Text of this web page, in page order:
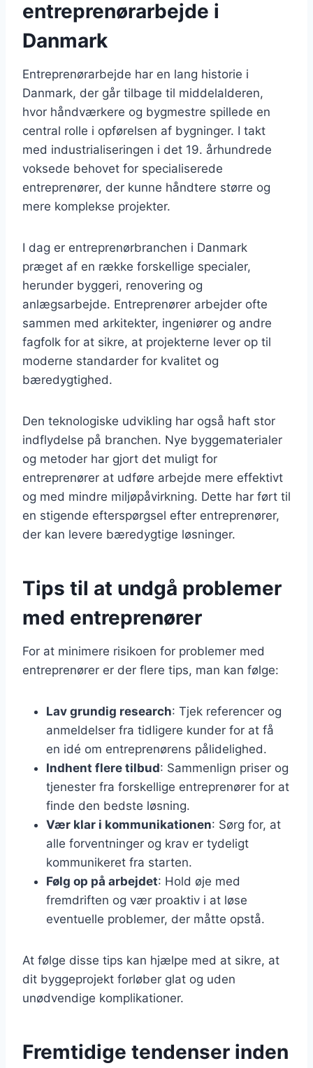
entreprenørarbejde i
Danmark
Entreprenørarbejde har en lang historie i
Danmark, der går tilbage til middelalderen,
hvor håndværkere og bygmestre spillede en
central rolle i opførelsen af bygninger. I takt
med industrialiseringen i det 19. århundrede
voksede behovet for specialiserede
entreprenører, der kunne håndtere større og
mere komplekse projekter.
I dag er entreprenørbranchen i Danmark
præget af en række forskellige specialer,
herunder byggeri, renovering og
anlægsarbejde. Entreprenører arbejder ofte
sammen med arkitekter, ingeniører og andre
fagfolk for at sikre, at projekterne lever op til
moderne standarder for kvalitet og
bæredygtighed.
Den teknologiske udvikling har også haft stor
indflydelse på branchen. Nye byggematerialer
og metoder har gjort det muligt for
entreprenører at udføre arbejde mere effektivt
og med mindre miljøpåvirkning. Dette har ført til
en stigende efterspørgsel efter entreprenører,
der kan levere bæredygtige løsninger.
Tips til at undgå problemer
med entreprenører
For at minimere risikoen for problemer med
entreprenører er der flere tips, man kan følge:
Lav grundig research: Tjek referencer og
anmeldelser fra tidligere kunder for at få
en idé om entreprenørens pålidelighed.
Indhent flere tilbud: Sammenlign priser og
tjenester fra forskellige entreprenører for at
finde den bedste løsning.
Vær klar i kommunikationen: Sørg for, at
alle forventninger og krav er tydeligt
kommunikeret fra starten.
Følg op på arbejdet: Hold øje med
fremdriften og vær proaktiv i at løse
eventuelle problemer, der måtte opstå.
At følge disse tips kan hjælpe med at sikre, at
dit byggeprojekt forløber glat og uden
unødvendige komplikationer.
Fremtidige tendenser inden